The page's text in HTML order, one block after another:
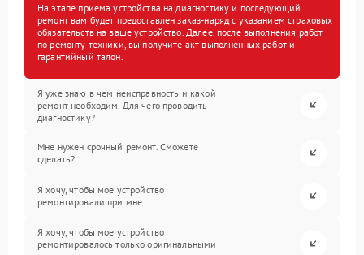
На этапе приема устройства на диагностику и последующий
ремонт вам будет предоставлен заказ-наряд с указанием страховых
обязательств на ваше устройство. Далее, после выполнения работ
по ремонту техники, вы получите акт выполненных работ и
гарантийный талон.
Я уже знаю в чем неисправность и какой
ремонт необходим. Для чего проводить
диагностику?
Мне нужен срочный ремонт. Сможете
сделать?
Я хочу, чтобы мое устройство
ремонтировали при мне.
Я хочу, чтобы мое устройство
ремонтировалось только оригинальными